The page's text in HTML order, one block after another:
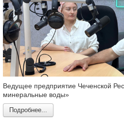
Ведущее предприятие Чеченской
минеральные воды»
Подробнее...